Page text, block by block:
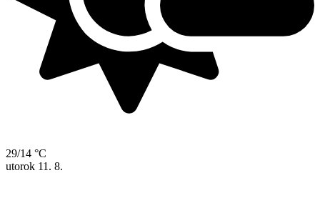
29/14 °C
utorok 11. 8.